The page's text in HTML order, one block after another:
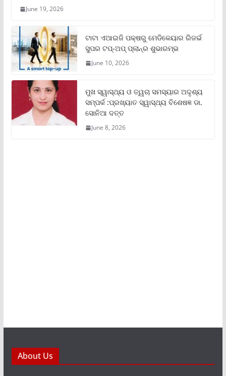
June 19, 2026
ଟାଟା ଏଆଇଜି ପକ୍ଷରୁ ମେଡିକେୟାର ରିଜର୍ଭ
ସୁପର ଟପ୍‌-ଅପ୍ ପ୍ଲାନ୍‌ର ଶୁଭାରମ୍ଭ
June 10, 2026
ମୁଖ ସ୍ୱାସ୍ଥ୍ୟ ଓ ତ୍ୱଚା ସମସ୍ୟାର ଅଦୃଶ୍ୟ
ସମ୍ପର୍କ :ପ୍ରଖ୍ୟାତ ସ୍ୱାସ୍ଥ୍ୟ ବିଶେଷଜ୍ଞ ଡା.
ସୋନିଆ ଦତ୍ତ
June 8, 2026
About Us